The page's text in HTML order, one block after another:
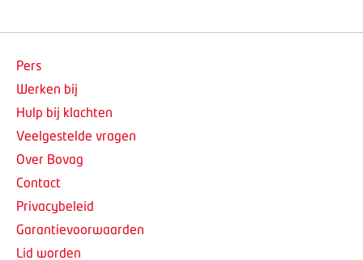
Pers
Werken bij
Hulp bij klachten
Veelgestelde vragen
Over Bovag
Contact
Privacybeleid
Garantievoorwaarden
Lid worden